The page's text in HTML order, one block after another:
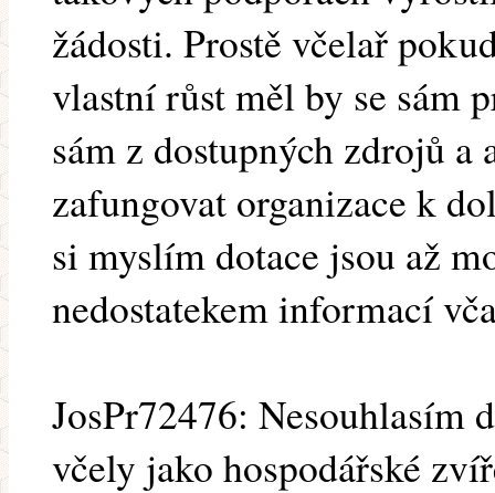
žádosti. Prostě včelař
vlastní růst měl by se sám
sám z dostupných zdrojů a
zafungovat organizace k
si myslím dotace jsou až
nedostatekem informací
JosPr72476: Nesouhlasím
včely jako hospodářské